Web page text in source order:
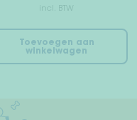
incl. BTW
Toevoegen aan
winkelwagen